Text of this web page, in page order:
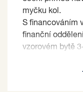
myčku kol.
S financováním
finanční
vzorovém bytě
na základě jím